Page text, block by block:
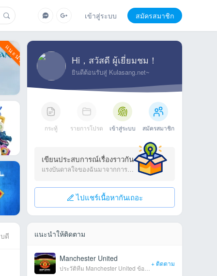
เข้าสู่ระบบ สมัครสมาชิก
อันดับเพลงฮิตไท
images/2026/07/04/vbSzT.png
ดี
Hi，สวัสดี ผู้เยี่ยมชม！
ยินดีต้อนรับสู่ Kulasang.net~
กระทู้ รายการโปรด เข้าสู่ระบบ สมัครสมาชิก
เขียนประสบการณ์เรื่องราวกัน
แรงบันดาลใจของฉันมาจากการแชร์~
ไปแชร์เนื้อหากันเถอะ
แนะนำให้ติดตาม
Manchester United
+ ติดตาม